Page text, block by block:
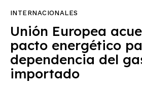
INTERNACIONALES
Unión Europea
pacto energético
dependencia del
importado